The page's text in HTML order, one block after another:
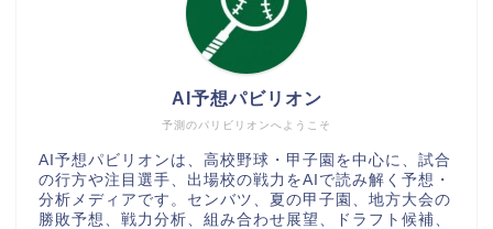
予測のパリビリオンへようこそ
AI予想パビリオン
AI予想パビリオンは、高校野球・甲子園を中心に、試合
の行方や注目選手、出場校の戦力をAIで読み解く予想・
分析メディアです。センバツ、夏の甲子園、地方大会の
勝敗予想、戦力分析、組み合わせ展望、ドラフト候補、